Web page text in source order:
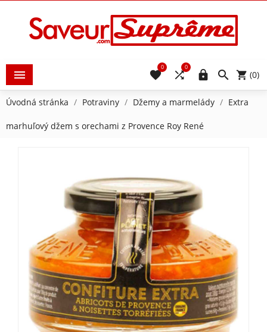
  (0)


0

0
Úvodná stránka Potraviny Džemy a marmelády Extra
marhuľový džem s orechami z Provence Roy René